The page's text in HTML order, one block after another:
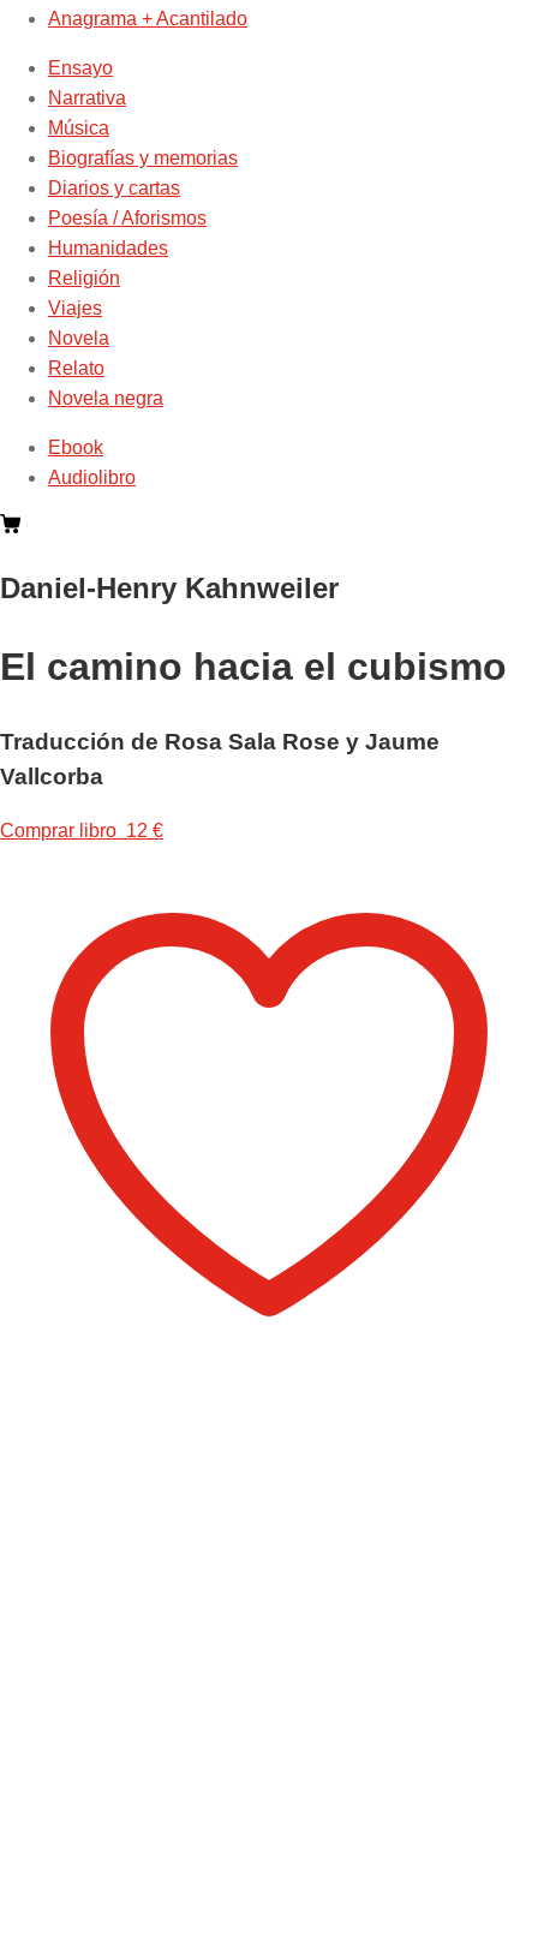
Anagrama + Acantilado
Ensayo
Narrativa
Música
Biografías y memorias
Diarios y cartas
Poesía / Aforismos
Humanidades
Religión
Viajes
Novela
Relato
Novela negra
Ebook
Audiolibro
Daniel-Henry Kahnweiler
El camino hacia el cubismo
Traducción de Rosa Sala Rose y Jaume
Vallcorba
Comprar libro 12 €